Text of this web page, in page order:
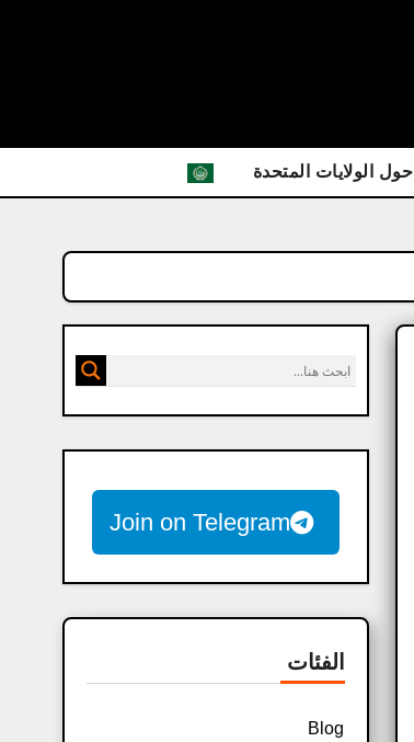
حول الولايات المتحدة
Join on Telegram
الفئات
Blog